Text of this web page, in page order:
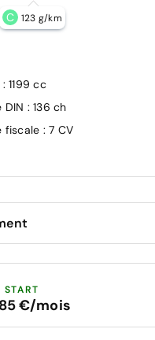
C 123 g/km
: 1199 cc
DIN : 136 ch
fiscale : 7 CV
START
€/mois